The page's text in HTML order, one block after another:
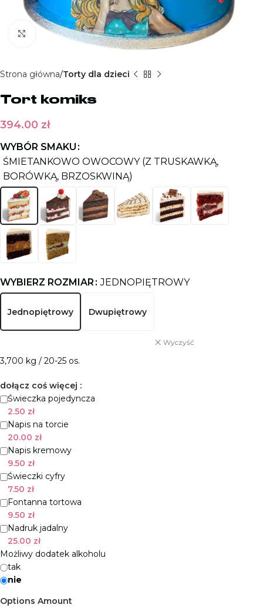
Kliknij aby powiększyć
Strona główna Torty dla dzieci
Tort komiks
394.00 zł
WYBÓR SMAKU
ŚMIETANKOWO OWOCOWY (Z TRUSKAWKĄ,
BORÓWKĄ, BRZOSKWINĄ)
WYBIERZ ROZMIAR JEDNOPIĘTROWY
Jednopiętrowy Dwupiętrowy
Wyczyść
3,700 kg / 20-25 os.
dołącz coś więcej :
Świeczka pojedyncza
2.50 zł
Napis na torcie
20.00 zł
Napis kremowy
9.50 zł
Świeczki cyfry
7.50 zł
Fontanna tortowa
9.50 zł
Nadruk jadalny
25.00 zł
Możliwy dodatek alkoholu
tak
nie
Options Amount